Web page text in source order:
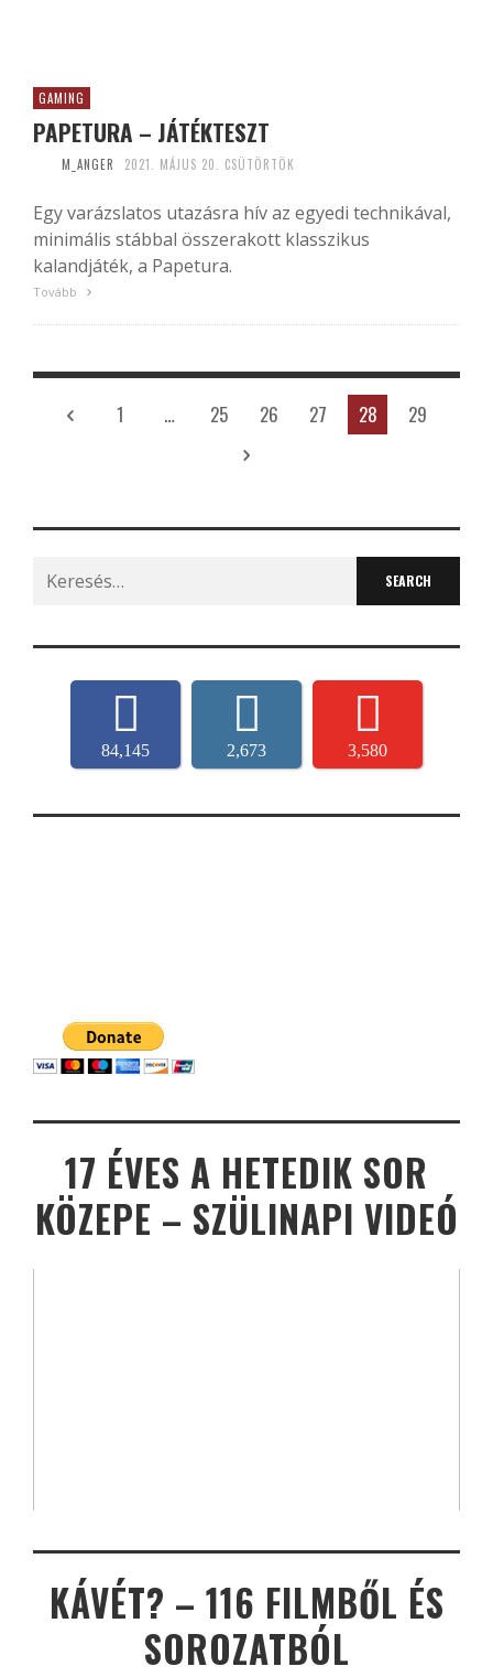
GAMING
PAPETURA – JÁTÉKTESZT
M_ANGER 2021. MÁJUS 20. CSÜTÖRTÖK
Egy varázslatos utazásra hív az egyedi technikával,
minimális stábbal összerakott klasszikus
kalandjáték, a Papetura.
Tovább
1 … 25 26 27 28 29
Search
for:
84,145 2,673 3,580
17 ÉVES A HETEDIK SOR
KÖZEPE – SZÜLINAPI VIDEÓ
KÁVÉT? – 116 FILMBŐL ÉS
SOROZATBÓL